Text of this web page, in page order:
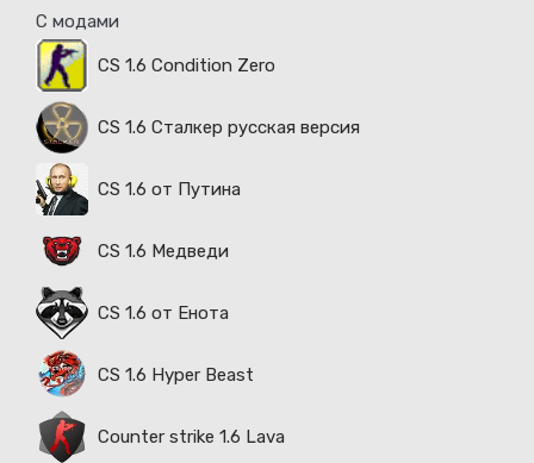
С модами
CS 1.6 Condition Zero
CS 1.6 Сталкер русская версия
CS 1.6 от Путина
CS 1.6 Медведи
CS 1.6 от Енота
CS 1.6 Hyper Beast
Counter strike 1.6 Lava